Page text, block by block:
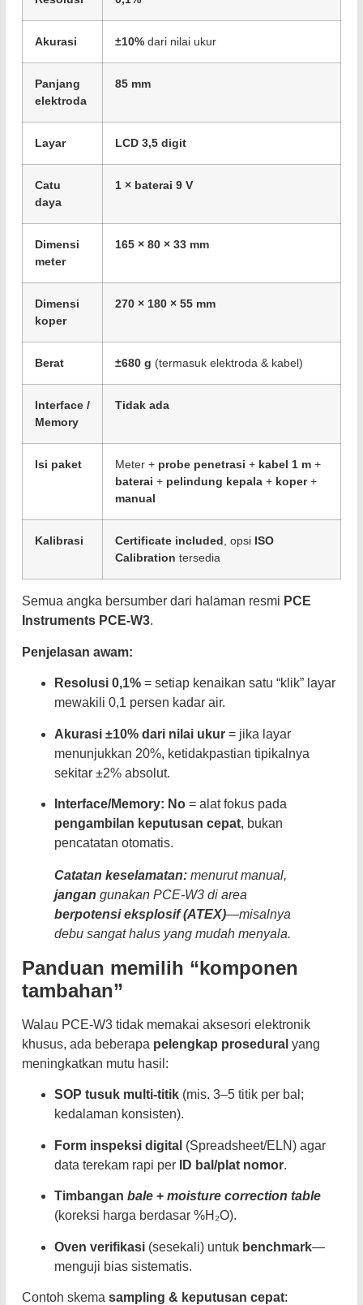
Akurasi ±10% dari nilai ukur
Panjang
elektroda
85 mm
Layar LCD 3,5 digit
Catu
daya
1 × baterai 9 V
Dimensi
meter
165 × 80 × 33 mm
Dimensi
koper
270 × 180 × 55 mm
Berat ±680 g (termasuk elektroda & kabel)
Interface /
Memory
Tidak ada
Isi paket Meter + probe penetrasi + kabel 1 m +
baterai + pelindung kepala + koper+
manual
Kalibrasi Certificate included, opsi ISO
Calibration tersedia
Semua angka bersumber dari halaman resmi PCE
Instruments PCE-W3.
Penjelasan awam:
Resolusi 0,1% = setiap kenaikan satu “klik” layar
mewakili 0,1 persen kadar air.
Akurasi ±10% dari nilai ukur = jika layar
menunjukkan 20%, ketidakpastian tipikalnya
sekitar ±2% absolut.
Interface/Memory: No = alat fokus pada
pengambilan keputusan cepat, bukan
pencatatan otomatis.
Catatan keselamatan: menurut manual,
jangan gunakan PCE-W3 di area
berpotensi eksplosif (ATEX)—misalnya
debu sangat halus yang mudah menyala.
Panduan memilih “komponen
tambahan”
Walau PCE-W3 tidak memakai aksesori elektronik
khusus, ada beberapa pelengkap prosedural yang
meningkatkan mutu hasil:
SOP tusuk multi-titik (mis. 3–5 titik per bal;
kedalaman konsisten).
Form inspeksi digital (Spreadsheet/ELN) agar
data terekam rapi per
ID bal/plat nomor.
Timbangan bale + moisture correction table
(koreksi harga berdasar %H₂O).
Oven verifikasi (sesekali) untuk benchmark—
menguji bias sistematis.
Contoh skema sampling & keputusan cepat: